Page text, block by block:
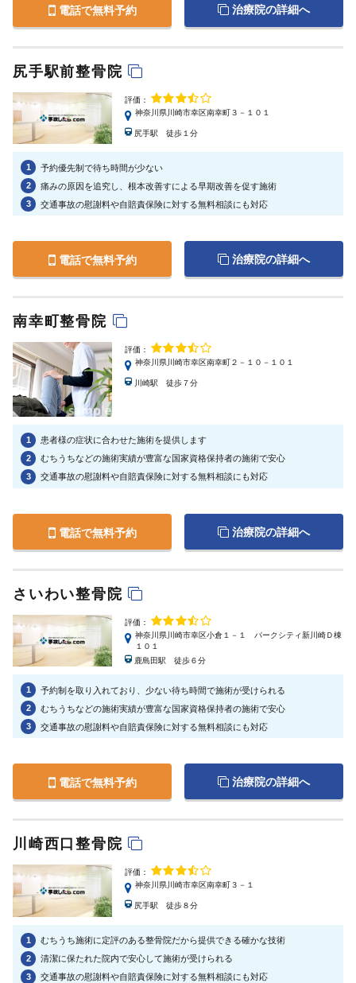
電話で無料予約 治療院の詳細へ
尻手駅前整骨院
評価：
神奈川県川崎市幸区南幸町３－１０１
尻手駅 徒歩１分
1
予約優先制で待ち時間が少ない
2
痛みの原因を追究し、根本改善すによる早期改善を促す施術
3
交通事故の慰謝料や自賠責保険に対する無料相談にも対応
電話で無料予約 治療院の詳細へ
南幸町整骨院
評価：
神奈川県川崎市幸区南幸町２－１０－１０１
川崎駅 徒歩７分
1
患者様の症状に合わせた施術を提供します
2
むちうちなどの施術実績が豊富な国家資格保持者の施術で安心
3
交通事故の慰謝料や自賠責保険に対する無料相談にも対応
電話で無料予約 治療院の詳細へ
さいわい整骨院
評価：
神奈川県川崎市幸区小倉１－１ パークシティ新川崎Ｄ棟
１０１
鹿島田駅 徒歩６分
1
予約制を取り入れており、少ない待ち時間で施術が受けられる
2
むちうちなどの施術実績が豊富な国家資格保持者の施術で安心
3
交通事故の慰謝料や自賠責保険に対する無料相談にも対応
電話で無料予約 治療院の詳細へ
川崎西口整骨院
評価：
神奈川県川崎市幸区南幸町３－１
尻手駅 徒歩８分
1
むちうち施術に定評のある整骨院だから提供できる確かな技術
2
清潔に保たれた院内で安心して施術が受けられる
3
交通事故の慰謝料や自賠責保険に対する無料相談にも対応